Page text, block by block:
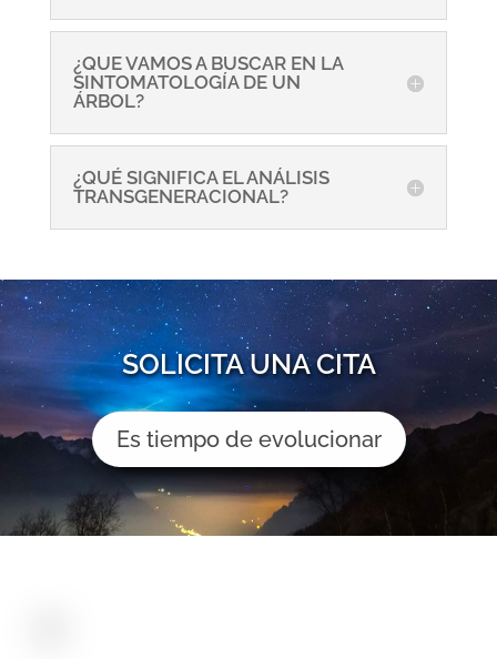
¿QUE VAMOS A BUSCAR EN LA
SINTOMATOLOGÍA DE UN
ÁRBOL?
¿QUÉ SIGNIFICA EL ANÁLISIS
TRANSGENERACIONAL?
SOLICITA UNA CITA
Es tiempo de evolucionar